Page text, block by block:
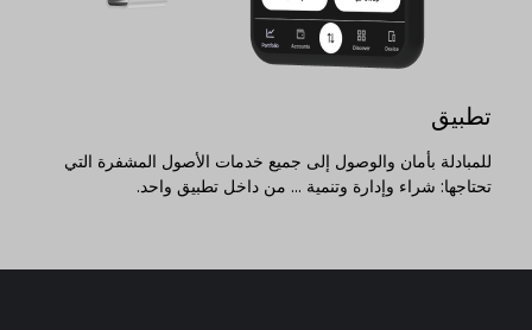
تطبيق
للمبادلة بأمان والوصول إلى جميع خدمات الأصول المشفرة التي
تحتاجها: شراء وإدارة وتنمية ... من داخل تطبيق واحد.